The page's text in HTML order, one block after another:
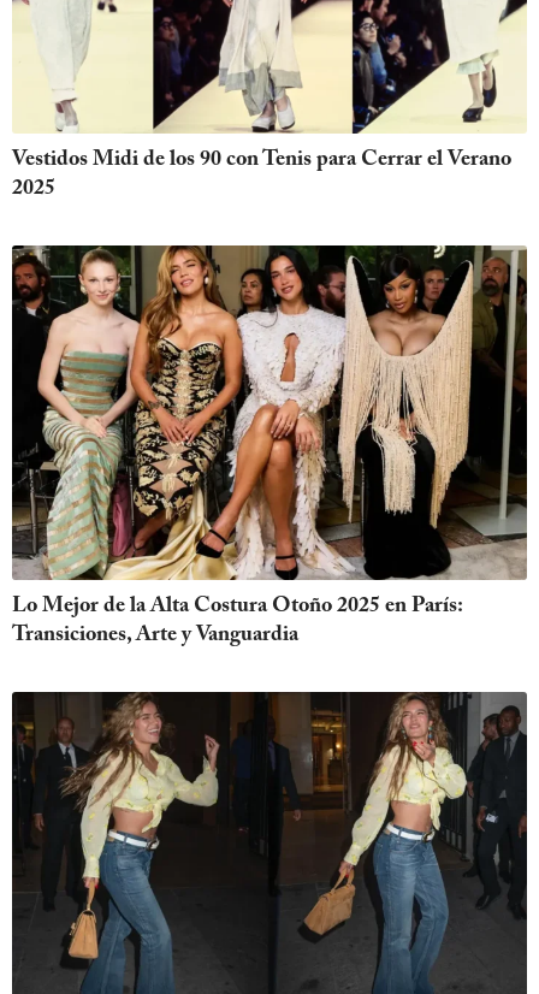
Vestidos Midi de los 90 con Tenis para Cerrar el Verano
2025
Lo Mejor de la Alta Costura Otoño 2025 en París:
Transiciones, Arte y Vanguardia